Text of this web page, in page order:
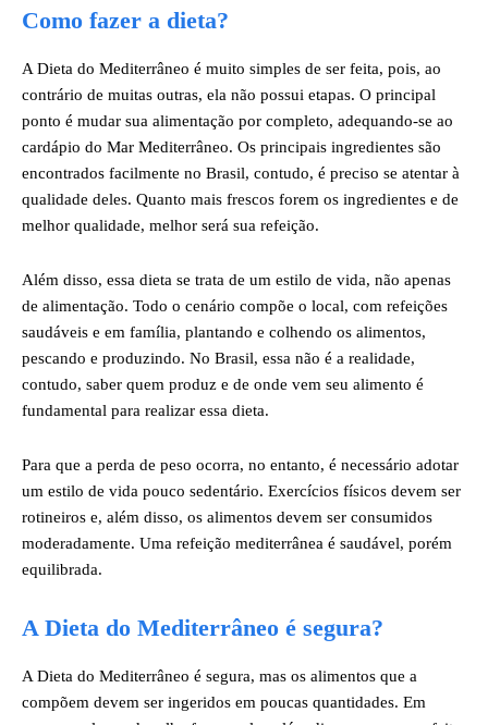
Como fazer a dieta?
A Dieta do Mediterrâneo é muito simples de ser feita, pois, ao
contrário de muitas outras, ela não possui etapas. O principal
ponto é mudar sua alimentação por completo, adequando-se ao
cardápio do Mar Mediterrâneo. Os principais ingredientes são
encontrados facilmente no Brasil, contudo, é preciso se atentar à
qualidade deles. Quanto mais frescos forem os ingredientes e de
melhor qualidade, melhor será sua refeição.
Além disso, essa dieta se trata de um estilo de vida, não apenas
de alimentação. Todo o cenário compõe o local, com refeições
saudáveis e em família, plantando e colhendo os alimentos,
pescando e produzindo. No Brasil, essa não é a realidade,
contudo, saber quem produz e de onde vem seu alimento é
fundamental para realizar essa dieta.
Para que a perda de peso ocorra, no entanto, é necessário adotar
um estilo de vida pouco sedentário. Exercícios físicos devem ser
rotineiros e, além disso, os alimentos devem ser consumidos
moderadamente. Uma refeição mediterrânea é saudável, porém
equilibrada.
A Dieta do Mediterrâneo é segura?
A Dieta do Mediterrâneo é segura, mas os alimentos que a
compõem devem ser ingeridos em poucas quantidades. Em